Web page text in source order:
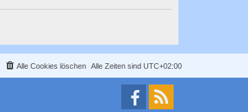
Alle Zeiten sind UTC+02:00
Alle Cookies löschen